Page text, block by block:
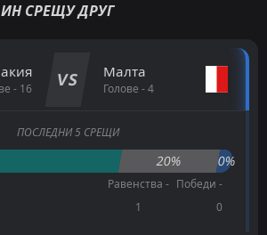
СРЕЩУ ДРУГ
- 16 VS Малта
Голове - 4
ПОСЛЕДНИ 5 СРЕЩИ
20% 0%
Равенства -
1
Победи -
0